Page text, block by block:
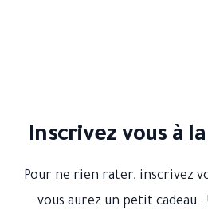
Inscrivez vous à
Pour ne rien rater, inscrivez
vous aurez un petit cadeau